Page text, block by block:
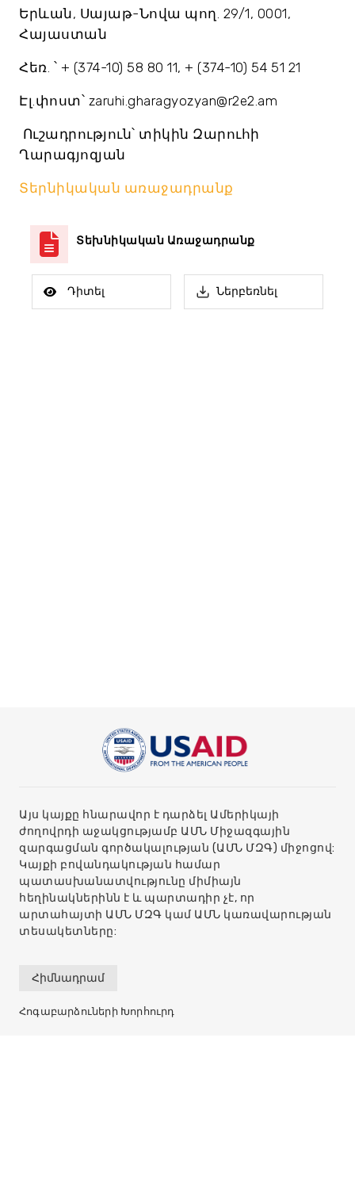
Երևան, Սայաթ-Նովա պող. 29/1, 0001,
Հայաստան
Հեռ. ՝ + (374-10) 58 80 11, + (374-10) 54 51 21
Էլ.փոստ՝ zaruhi.gharagyozyan@r2e2.am
Ուշադրություն՝ տիկին Զարուհի
Ղարագյոզյան
Տերնիկական առաջադրանք
Տեխնիկական Առաջադրանք
Դիտել Ներբեռնել
Այս կայքը հնարավոր է դարձել Ամերիկայի
ժողովրդի աջակցությամբ ԱՄՆ Միջազգային
զարգացման գործակալության (ԱՄՆ ՄԶԳ) միջոցով:
Կայքի բովանդակության համար
պատասխանատվությունը միմիայն
հեղինակներինն է և պարտադիր չէ, որ
արտահայտի ԱՄՆ ՄԶԳ կամ ԱՄՆ կառավարության
տեսակետները:
Հիմնադրամ
Հոգաբարձուների Խորհուրդ